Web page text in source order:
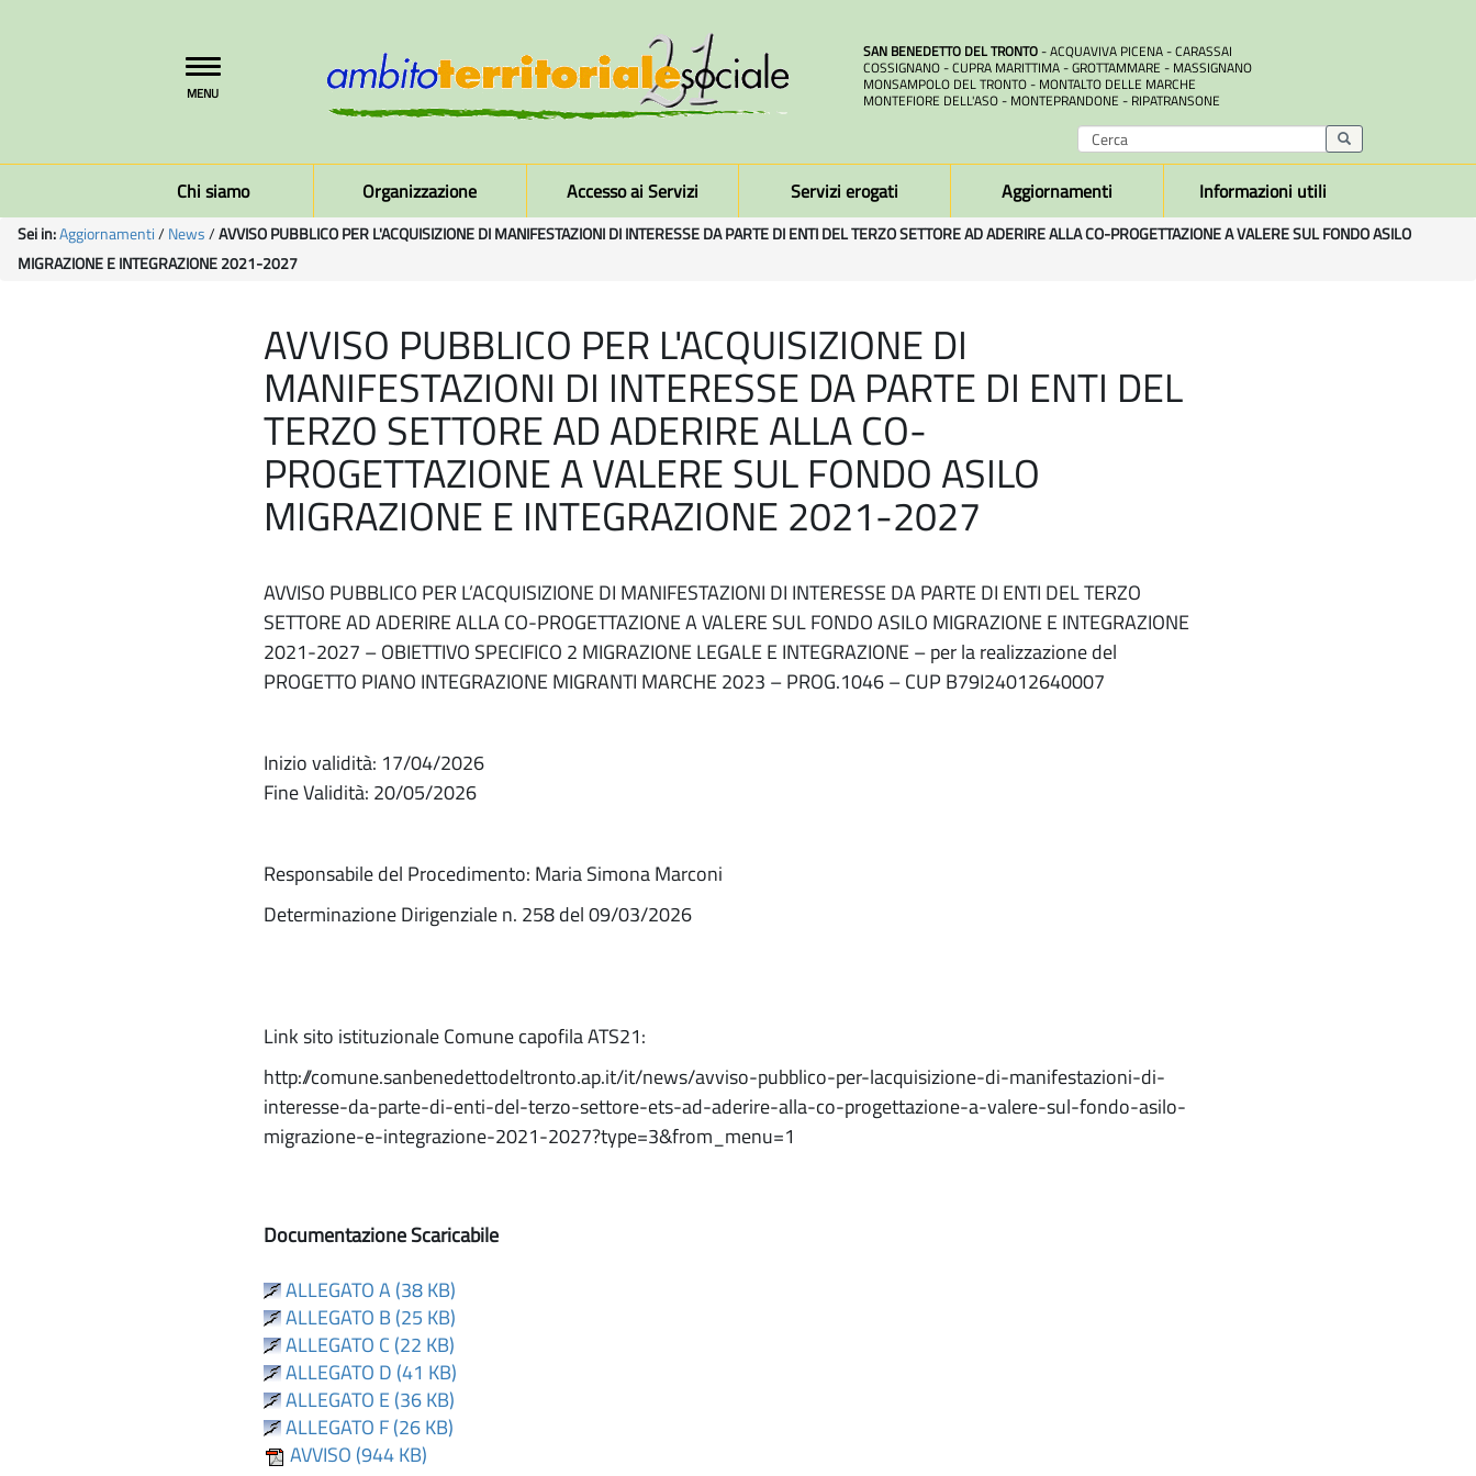
Toggle
navigation
MENU
SAN BENEDETTO DEL TRONTO- ACQUAVIVA PICENA - CARASSAI
COSSIGNANO - CUPRA MARITTIMA - GROTTAMMARE - MASSIGNANO
MONSAMPOLO DEL TRONTO - MONTALTO DELLE MARCHE
MONTEFIORE DELL'ASO - MONTEPRANDONE - RIPATRANSONE
Chi siamo Organizzazione Accesso ai Servizi Servizi erogati Aggiornamenti Informazioni utili
Sei in:Aggiornamenti/News/AVVISO PUBBLICO PER L'ACQUISIZIONE DI MANIFESTAZIONI DI INTERESSE DA PARTE DI ENTI DEL TERZO SETTORE AD ADERIRE ALLA CO-PROGETTAZIONE A VALERE SUL FONDO ASILO
MIGRAZIONE E INTEGRAZIONE 2021-2027
AVVISO PUBBLICO PER L'ACQUISIZIONE DI
MANIFESTAZIONI DI INTERESSE DA PARTE DI ENTI DEL
TERZO SETTORE AD ADERIRE ALLA CO-
PROGETTAZIONE A VALERE SUL FONDO ASILO
MIGRAZIONE E INTEGRAZIONE 2021-2027
AVVISO PUBBLICO PER L’ACQUISIZIONE DI MANIFESTAZIONI DI INTERESSE DA PARTE DI ENTI DEL TERZO
SETTORE AD ADERIRE ALLA CO-PROGETTAZIONE A VALERE SUL FONDO ASILO MIGRAZIONE E INTEGRAZIONE
2021-2027 – OBIETTIVO SPECIFICO 2 MIGRAZIONE LEGALE E INTEGRAZIONE – per la realizzazione del
PROGETTO PIANO INTEGRAZIONE MIGRANTI MARCHE 2023 – PROG.1046 – CUP B79I24012640007
Inizio validità: 17/04/2026
Fine Validità: 20/05/2026
Responsabile del Procedimento: Maria Simona Marconi
Determinazione Dirigenziale n. 258 del 09/03/2026
Link sito istituzionale Comune capofila ATS21:
http://comune.sanbenedettodeltronto.ap.it/it/news/avviso-pubblico-per-lacquisizione-di-manifestazioni-di-
interesse-da-parte-di-enti-del-terzo-settore-ets-ad-aderire-alla-co-progettazione-a-valere-sul-fondo-asilo-
migrazione-e-integrazione-2021-2027?type=3&from_menu=1
Documentazione Scaricabile
ALLEGATO A (38 KB)
ALLEGATO B (25 KB)
ALLEGATO C (22 KB)
ALLEGATO D (41 KB)
ALLEGATO E (36 KB)
ALLEGATO F (26 KB)
AVVISO (944 KB)